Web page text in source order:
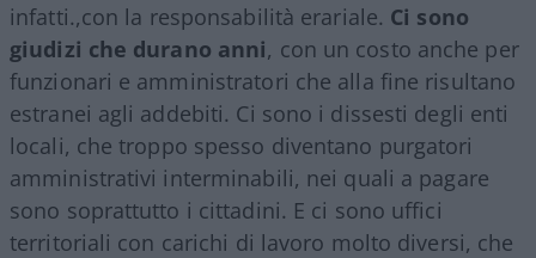
infatti.,con la responsabilità erariale. Ci sono
giudizi che durano anni, con un costo anche per
funzionari e amministratori che alla fine risultano
estranei agli addebiti. Ci sono i dissesti degli enti
locali, che troppo spesso diventano purgatori
amministrativi interminabili, nei quali a pagare
sono soprattutto i cittadini. E ci sono uffici
territoriali con carichi di lavoro molto diversi, che